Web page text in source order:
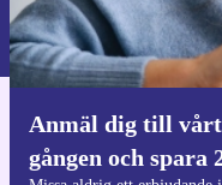
Anmäl dig till
gången och spara
Information om
Integritetspolicy
För